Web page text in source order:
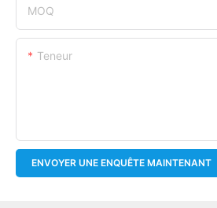
MOQ
Teneur
ENVOYER UNE ENQUÊTE MAINTENANT